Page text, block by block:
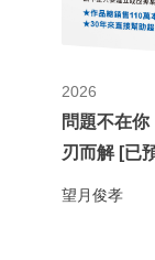
2026
問題不在
刃而解 [已
望月俊孝